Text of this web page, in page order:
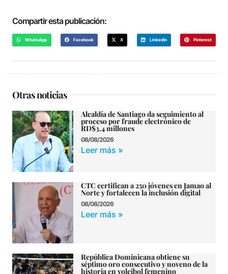
Compartir esta publicación:
WhatsApp Facebook X LinkedIn Pinterest
Otras noticias
Alcaldía de Santiago da seguimiento al
proceso por fraude electrónico de
RD$3.4 millones
08/08/2026
Leer más »
CTC certifican a 250 jóvenes en Jamao al
Norte y fortalecen la inclusión digital
08/08/2026
Leer más »
República Dominicana obtiene su
séptimo oro consecutivo y noveno de la
historia en voleibol femenino